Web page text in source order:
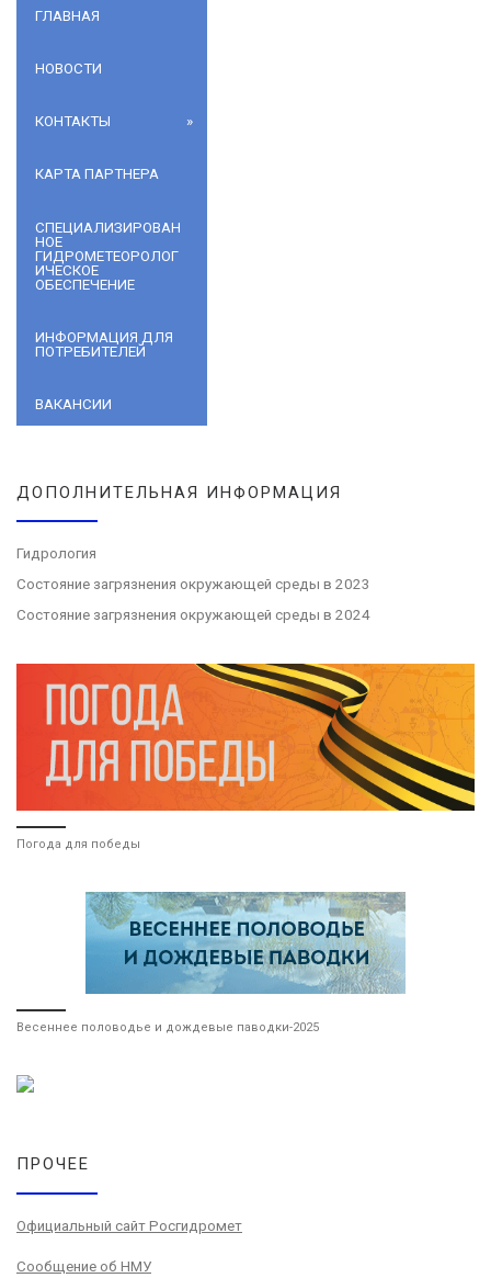
ГЛАВНАЯ
НОВОСТИ
КОНТАКТЫ
КАРТА ПАРТНЕРА
СПЕЦИАЛИЗИРОВАН
НОЕ
ГИДРОМЕТЕОРОЛОГ
ИЧЕСКОЕ
ОБЕСПЕЧЕНИЕ
ИНФОРМАЦИЯ ДЛЯ
ПОТРЕБИТЕЛЕЙ
ВАКАНСИИ
ДОПОЛНИТЕЛЬНАЯ ИНФОРМАЦИЯ
Гидрология
Состояние загрязнения окружающей среды в 2023
Состояние загрязнения окружающей среды в 2024
Погода для победы
Весеннее половодье и дождевые паводки-2025
ПРОЧЕЕ
Официальный сайт Росгидромет
Сообщение об НМУ